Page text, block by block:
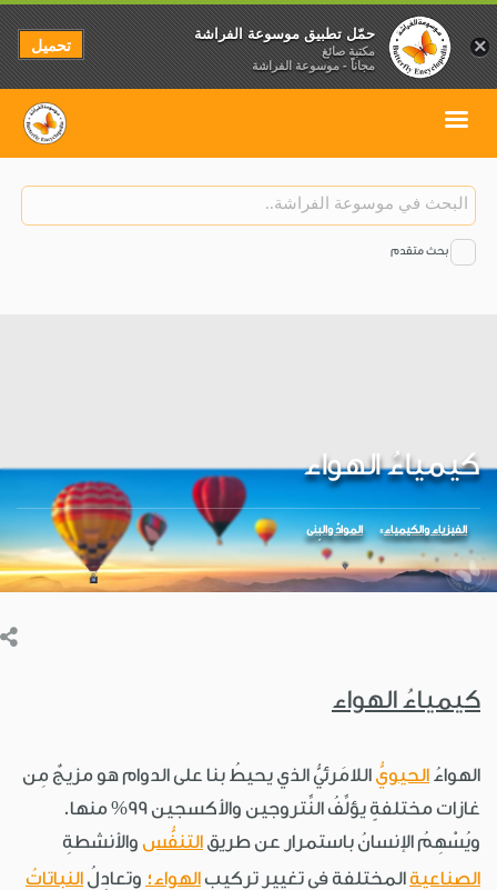
بحث متقدم
كيمياءُ الهواء
الفيزياء والكيمياء الموادّ والبِنى
كيمياءُ الهواء
الهواءُ الحيويُّ اللامَرئيُّ الذي يحيطُ بنا على الدوام هو مزيجٌ مِن
غازات مختلفةٍ يؤلِّفُ النِّتروجين والأكسجين 99% منها.
ويُسْهِمُ الإنسانُ باستمرار عن طريق التنفُّس والأنشطةِ
الصناعية المختلفة في تغيير تركيب الهواء؛ وتعادِلُ النباتاتُ
×
حمّل تطبيق موسوعة الفراشة
مكتبة صائغ
مجاناً - موسوعة الفراشة
تحميل